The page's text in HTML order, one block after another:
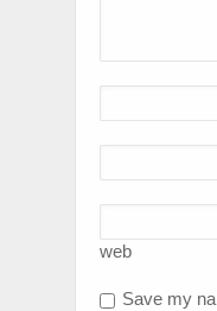
web
Save my